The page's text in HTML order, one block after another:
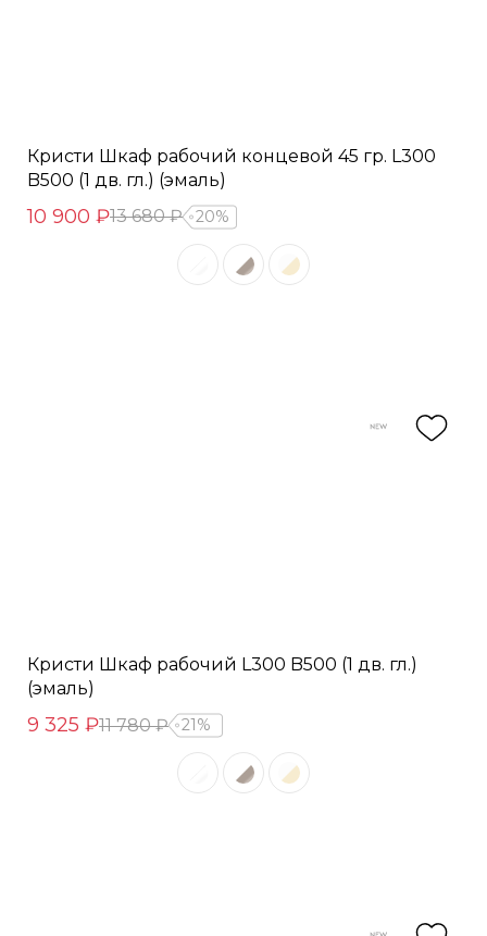
Кристи Шкаф рабочий концевой 45 гр. L300
B500 (1 дв. гл.) (эмаль)
10 900 ₽13 680 ₽ 20%
Кристи Шкаф рабочий L300 B500 (1 дв. гл.)
(эмаль)
9 325 ₽11 780 ₽ 21%